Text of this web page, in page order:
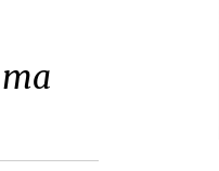
та